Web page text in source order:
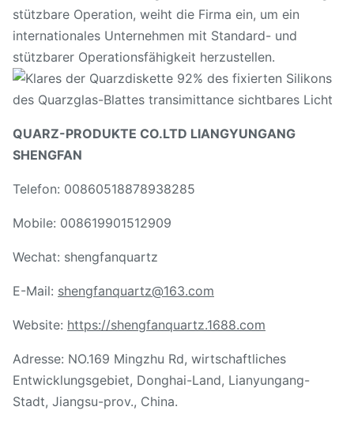
stützbare Operation, weiht die Firma ein, um ein
internationales Unternehmen mit Standard- und
stützbarer Operationsfähigkeit herzustellen.
QUARZ-PRODUKTE CO.LTD LIANGYUNGANG
SHENGFAN
Telefon: 00860518878938285
Mobile: 008619901512909
Wechat: shengfanquartz
E-Mail: shengfanquartz@163.com
Website: https://shengfanquartz.1688.com
Adresse: NO.169 Mingzhu Rd, wirtschaftliches
Entwicklungsgebiet, Donghai-Land, Lianyungang-
Stadt, Jiangsu-prov., China.